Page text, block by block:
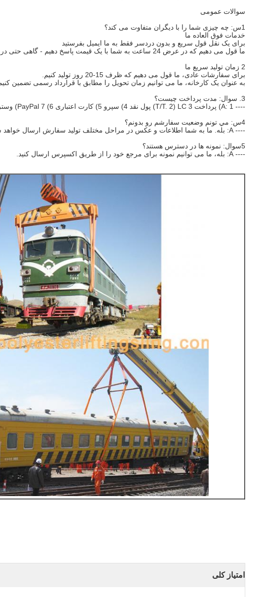
سوالات عمومی
1س: چه چیزی شما را با دیگران متفاوت می کند؟
خدمات فوق العاده ما
برای یک نقل قول سریع و بدون دردسر فقط به ما ایمیل بفرستید
ما قول می دهیم که در عرض 24 ساعت به شما با یک قیمت پاسخ دهیم - گاهی حتی در عرض یک ساعت.
2 زمان تولید سریع ما
برای سفارشات عادی، ما قول می دهیم که ظرف 15-20 روز تولید کنیم.
به عنوان یک کارخانه، ما می توانیم زمان تحویل را مطابق با قرارداد رسمی تضمین
3. سوال: مدت پرداخت چیست؟
---- A: 1) پرداخت T/T. 2) LC 3) پول نقد 4) سپرو 5) کارت اعتباری 6) PayPal 7) وسترن یونیون
4س: مي تونم وضعيت سفارشم رو بدونم؟
---- A: بله. ما به شما اطلاعات و عکس در مراحل مختلف تولید سفارش ارسال خواهد شد. شما آخرین اطلاعات را در زمان دریافت خواهید کرد.
5سوال: نمونه ها در دسترس هستند؟
---- A: بله، ما می توانیم نمونه برای مرجع خود را از طریق اکسپرس ارسال کنید.
امتیاز کلی